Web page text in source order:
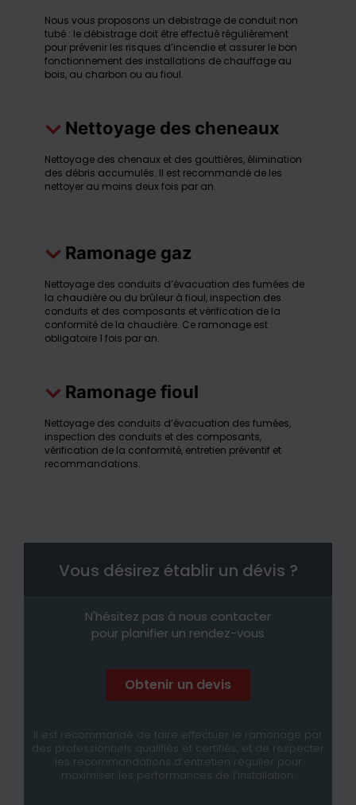
Nous vous proposons un debistrage de conduit non
tubé : le débistrage doit être effectué régulièrement
pour prévenir les risques d’incendie et assurer le bon
fonctionnement des installations de chauffage au
bois, au charbon ou au fioul.
Nettoyage des cheneaux
Nettoyage des chenaux et des gouttières, élimination
des débris accumulés. Il est recommandé de les
nettoyer au moins deux fois par an.
Ramonage gaz
Nettoyage des conduits d’évacuation des fumées de
la chaudière ou du brûleur à fioul, inspection des
conduits et des composants et vérification de la
conformité de la chaudière. Ce ramonage est
obligatoire 1 fois par an.
Ramonage fioul
Nettoyage des conduits d’évacuation des fumées,
inspection des conduits et des composants,
vérification de la conformité, entretien préventif et
recommandations.
Vous désirez établir un dévis ?
N'hésitez pas à nous contacter
pour planifier un rendez-vous
Obtenir un devis
Il est recommandé de faire effectuer le ramonage par
des professionnels qualifiés et certifiés, et de respecter
les recommandations d’entretien régulier pour
maximiser les performances de l’installation.